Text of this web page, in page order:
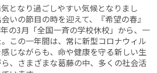
となり過ごしやすい気候となりまし
いの節目の時を迎えて、『希望の春』
の3月「全国一斉の学校休校」から、一
この一年間は、常に新型コロナウィル
じながらも、命や健康を守る新しい生
、さまざまな葛藤の中、多くの社会活